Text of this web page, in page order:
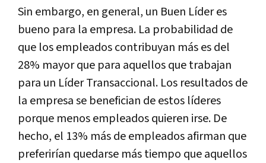
Sin embargo, en general, un Buen Líder es
bueno para la empresa. La probabilidad de
que los empleados contribuyan más es del
28% mayor que para aquellos que trabajan
para un Líder Transaccional. Los resultados de
la empresa se benefician de estos líderes
porque menos empleados quieren irse. De
hecho, el 13% más de empleados afirman que
preferirían quedarse más tiempo que aquellos